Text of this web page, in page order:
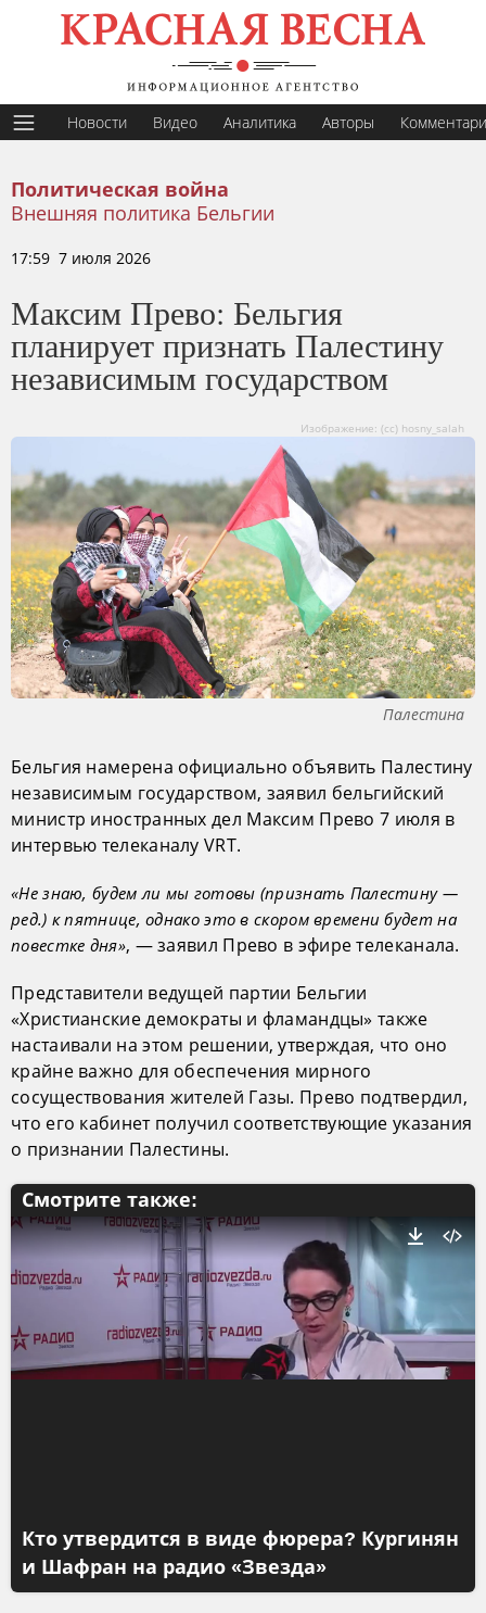
Новости Видео Аналитика Авторы
Политическая война
Внешняя политика Бельгии
17:59 7 июля 2026
Максим Прево: Бельгия
планирует признать Палестину
независимым государством
Изображение: (сс) hosny_salah
Палестина
Бельгия намерена официально объявить Палестину
независимым государством, заявил бельгийский
министр иностранных дел Максим Прево 7 июля в
интервью телеканалу VRT.
«Не знаю, будем ли мы готовы (признать Палестину —
ред.) к пятнице, однако это в скором времени будет на
повестке дня», — заявил Прево в эфире телеканала.
Представители ведущей партии Бельгии
«Христианские демократы и фламандцы» также
настаивали на этом решении, утверждая, что оно
крайне важно для обеспечения мирного
сосуществования жителей Газы. Прево подтвердил,
что его кабинет получил соответствующие указания
о признании Палестины.
Смотрите также:
Кто утвердится в виде фюрера? Кургинян
и Шафран на радио «Звезда»